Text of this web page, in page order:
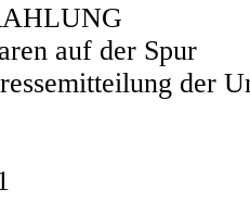
auf der Spur
der